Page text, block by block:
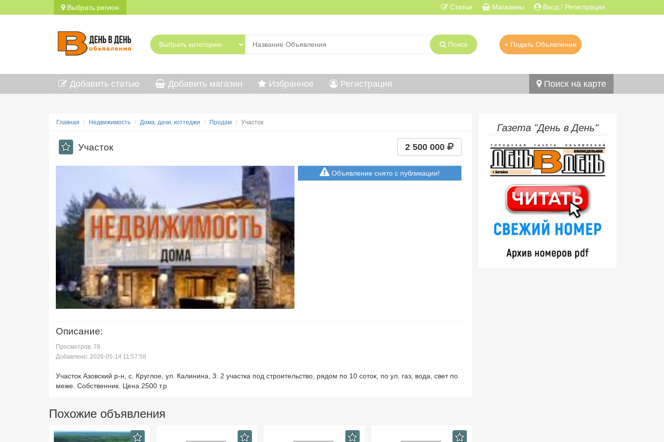
Выбрать регион Вход / Регистрация
Магазины
Статьи
Поиск + Подать Объявление
Добавить статью Добавить магазин Избранное Регистрация Поиск на карте
Главная Недвижимость Дома, дачи, коттеджи Продам Участок
Участок 2 500 000
Объявление снято с публикации!
Описание:
Просмотров: 78
Добавлено: 2026-05-14 11:57:58
Участок Азовский р-н, с. Круглое, ул. Калинина, 3: 2 участка под строительство, рядом по 10 соток, по ул. газ, вода, свет по
меже. Собственник. Цена 2500 т.р
Похожие объявления
Газета "День в День"